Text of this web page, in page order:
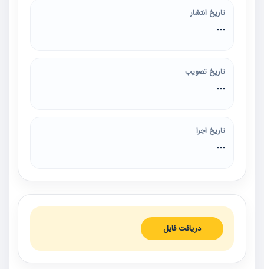
تاریخ انتشار
---
تاریخ تصویب
---
تاریخ اجرا
---
دریافت فایل